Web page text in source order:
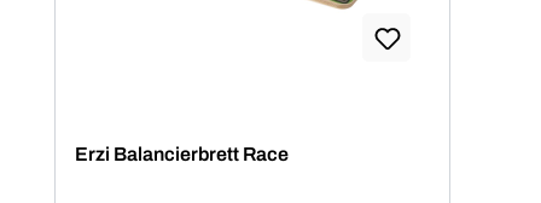
Erzi Balancierbrett Race